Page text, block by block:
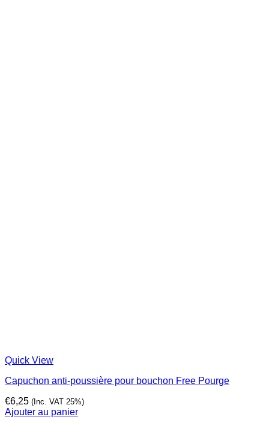
Quick View
Capuchon anti-poussière pour bouchon Free Pourge
€6,25 (Inc. VAT 25%)
Ajouter au panier